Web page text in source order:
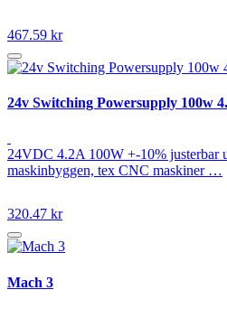
467.59 kr
24v Switching Powersupply 100w
24VDC 4.2A 100W +-10% justerbar
maskinbyggen, tex CNC maskiner …
320.47 kr
Mach 3